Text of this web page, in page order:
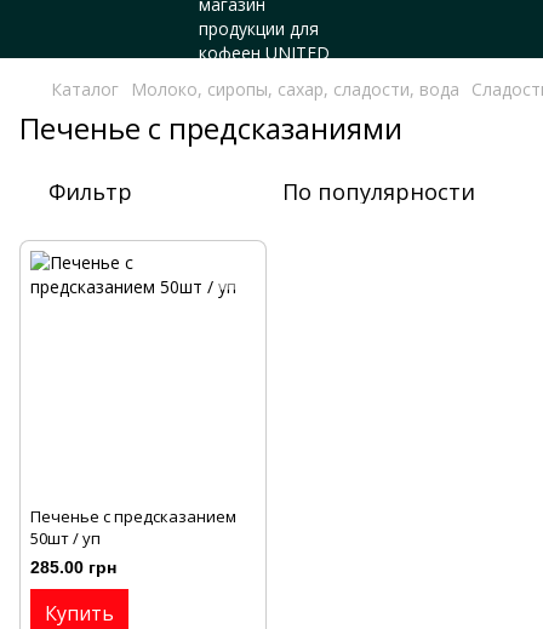
Каталог Молоко, сиропы, сахар, сладости, вода
Печенье с предсказаниями
Фильтр По популярности
Печенье с предсказанием
50шт / уп
285.00 грн
Купить